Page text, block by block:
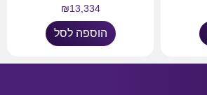
₪13,334
הוספה לסל